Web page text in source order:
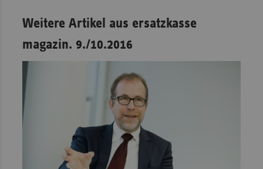
Weitere Artikel aus ersatzkasse
magazin. 9./10.2016